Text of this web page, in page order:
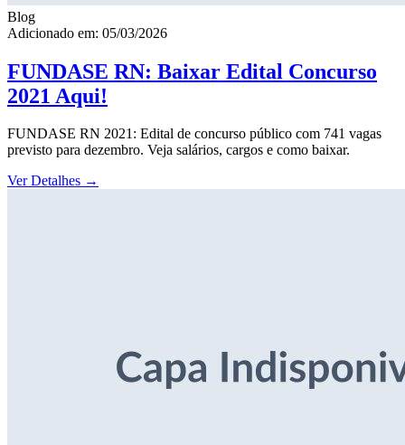
Blog
Adicionado em: 05/03/2026
FUNDASE RN: Baixar Edital Concurso
2021 Aqui!
FUNDASE RN 2021: Edital de concurso público com 741 vagas
previsto para dezembro. Veja salários, cargos e como baixar.
Ver Detalhes →